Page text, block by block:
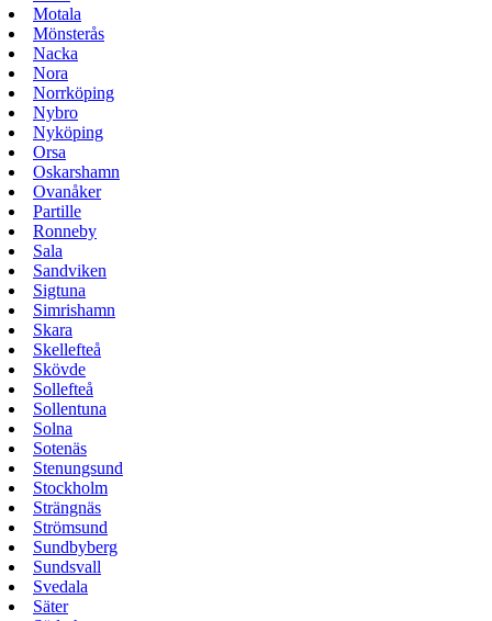
Motala
Mönsterås
Nacka
Nora
Norrköping
Nybro
Nyköping
Orsa
Oskarshamn
Ovanåker
Partille
Ronneby
Sala
Sandviken
Sigtuna
Simrishamn
Skara
Skellefteå
Skövde
Sollefteå
Sollentuna
Solna
Sotenäs
Stenungsund
Stockholm
Strängnäs
Strömsund
Sundbyberg
Sundsvall
Svedala
Säter